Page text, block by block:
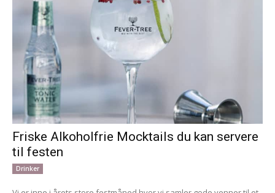
Friske Alkoholfrie Mocktails du kan servere
til festen
Drinker